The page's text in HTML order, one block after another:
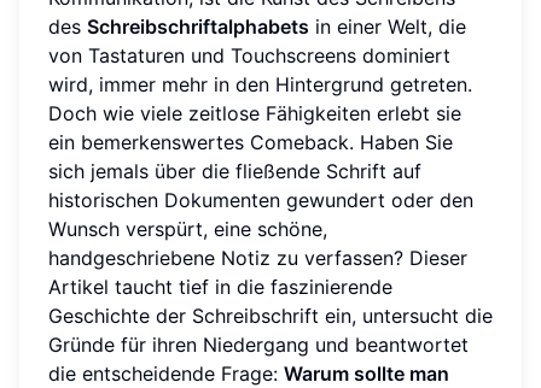
des Schreibschriftalphabets in einer Welt, die
von Tastaturen und Touchscreens dominiert
wird, immer mehr in den Hintergrund getreten.
Doch wie viele zeitlose Fähigkeiten erlebt sie
ein bemerkenswertes Comeback. Haben Sie
sich jemals über die fließende Schrift auf
historischen Dokumenten gewundert oder den
Wunsch verspürt, eine schöne,
handgeschriebene Notiz zu verfassen? Dieser
Artikel taucht tief in die faszinierende
Geschichte der Schreibschrift ein, untersucht die
Gründe für ihren Niedergang und beantwortet
die entscheidende Frage: Warum sollte man